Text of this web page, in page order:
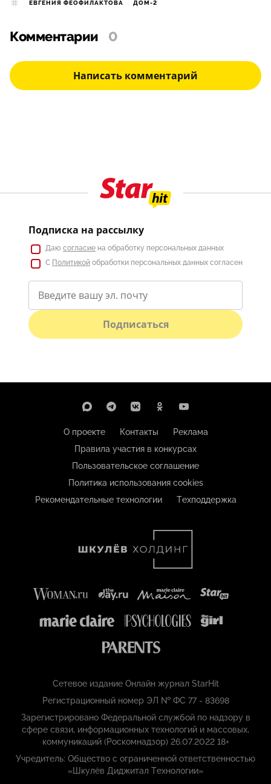
ЕВГЕНИЯ ФЕОФИЛАКТОВА ДОМ-2
Комментарии 0
Написать комментарий
Подписка на рассылку
Даю согласие на обработку персональных данных
С Политикой обработки персональных данных согласен
Подписаться
О проекте Контакты
Реклама
Правила участия в конкурсах
Пользовательское соглашение
Политика использования cookies
Рекомендательные технологии
Техподдержка
Сетевое издание Онлайн журнал StarHit
Регистрационный номер ЭЛ № ФС 77 - 83698
Зарегистрировано Федеральной службой по надзору в
сфере связи, информационных технологий и массовых,
коммуникаций (Роскомнадзор) 26.07.2022 18+
Учредитель: Общество с ограниченной ответственностью
«Шкулёв Диджитал Технологии»